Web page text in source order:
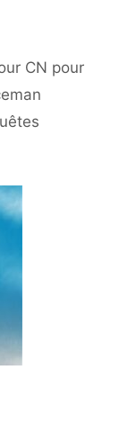
CN pour